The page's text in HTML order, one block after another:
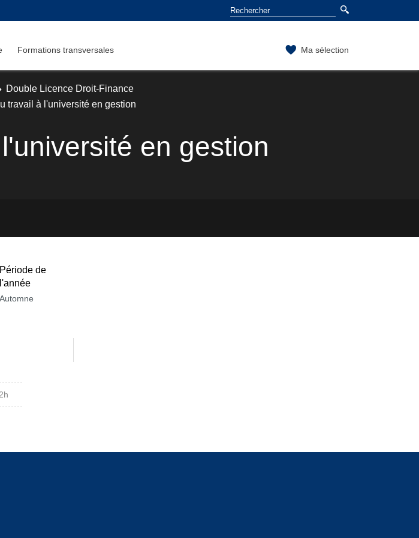
Formations transversales Ma sélection
Double Licence Droit-Finance
travail à l'université en gestion
en gestion
Période de
l'année
Automne